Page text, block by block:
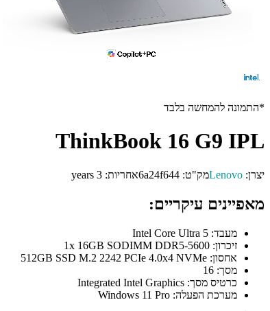
*התמונה להמחשה בלבד
ThinkBook 16 G9 IPL
יצרן: Lenovoמק"ט: 6a24f644אחריות: 3 years
מאפיינים עיקריים:
מעבד:
זיכרון:
אחסון:
מסך:
כרטיס מסך:
מערכת הפעלה: